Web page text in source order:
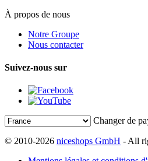
À propos de nous
Notre Groupe
Nous contacter
Suivez-nous sur
Changer de
© 2010-2026 niceshops GmbH - All